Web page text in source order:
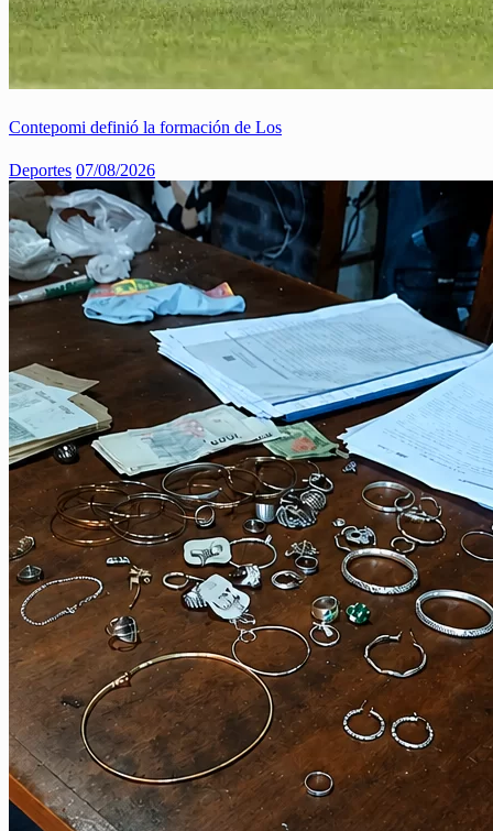
Contepomi definió la formación de Los
Deportes 07/08/2026